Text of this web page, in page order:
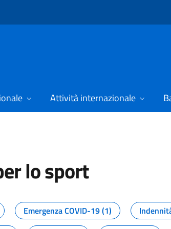
Attività internazionale
lo sport
dal Dipartimento
Emergenza COVID-19 (1)